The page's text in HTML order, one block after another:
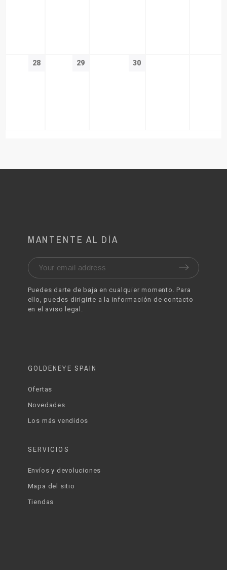
28 29 30
MANTENTE AL DÍA
Puedes darte de baja en cualquier momento. Para
ello, puedes dirigirte a la información de contacto
en el aviso legal.
GOLDENEYE SPAIN
Ofertas
Novedades
Los más vendidos
SERVICIOS
Envíos y devoluciones
Mapa del sitio
Tiendas